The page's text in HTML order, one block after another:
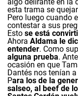
esta trama se
Pero luego cuando
contestar a sus
Esto se está
Ahora Aldama le
entender. Como
alguna prueba.
ocasión en que
Dantés nos tenían
Para los de la
salseo, al beef de